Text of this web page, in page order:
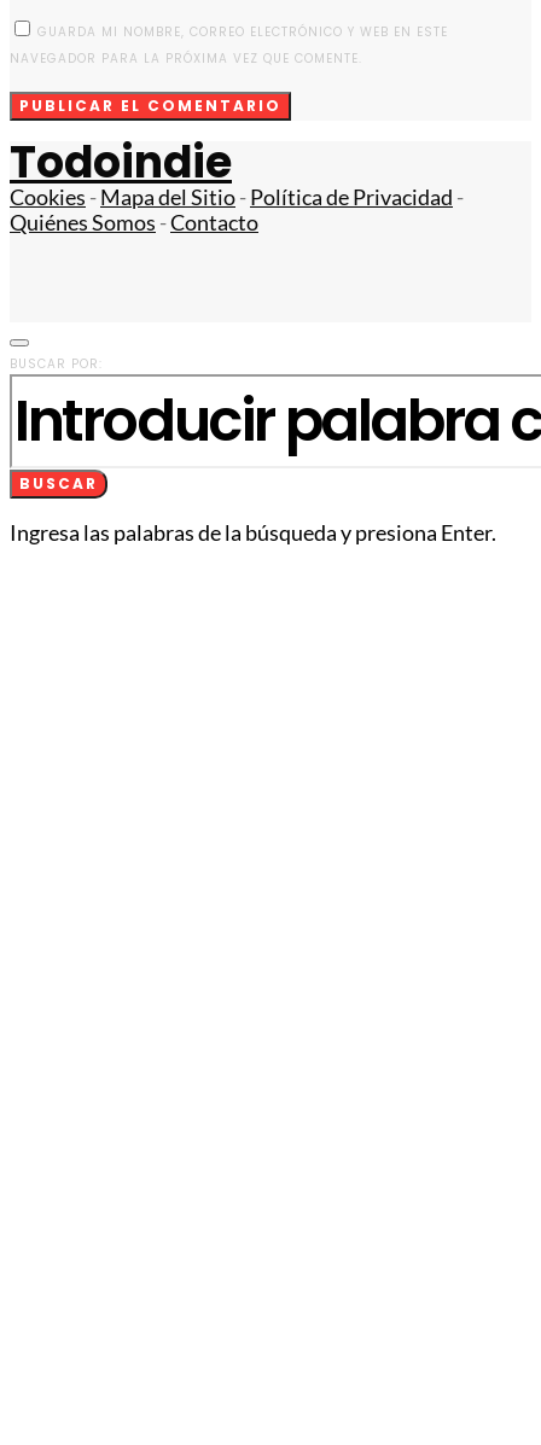
GUARDA MI NOMBRE, CORREO ELECTRÓNICO Y WEB EN ESTE
NAVEGADOR PARA LA PRÓXIMA VEZ QUE COMENTE.
Todoindie
Cookies -Mapa del Sitio-Política de Privacidad -
Quiénes Somos -Contacto
BUSCAR POR:
BUSCAR
Ingresa las palabras de la búsqueda y presiona Enter.